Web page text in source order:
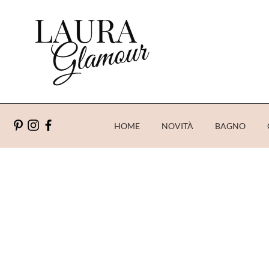
HOME NOVITÀ BAGNO